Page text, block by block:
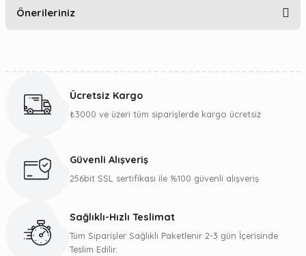
Önerileriniz
Görüş ve önerileriniz için teşekkür ederiz.
Ürün bilgilerinde hatalar bulunuyor.
Ücretsiz Kargo
₺3000 ve üzeri tüm siparişlerde kargo ücretsiz
Güvenli Alışveriş
256bit SSL sertifikası ile %100 güvenli alışveriş
Sağlıklı-Hızlı Teslimat
Tüm Siparişler Sağlıklı Paketlenir 2-3 gün İçerisinde
Teslim Edilir.